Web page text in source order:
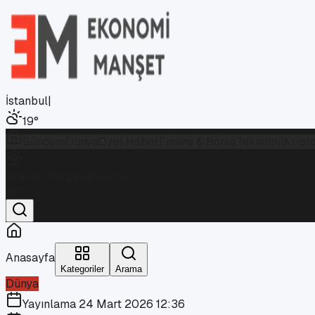
İstanbul|
19°
Anasayfa
Kategoriler Arama
Dünya
Yayınlama 24 Mart 2026 12:36